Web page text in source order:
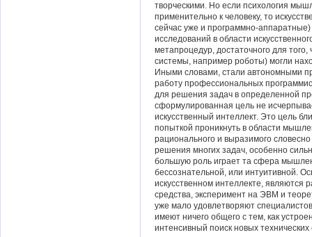
творческими. Но если психология
применительно к человеку, то
сейчас уже и программно-
исследований в области
метапроцедур, достаточного для
системы, например роботы) могли
Иными словами, стали автономными
работу профессиональных
для решения задач в определенной
сформулированная цель не
искусственный интеллект. Это цель
попыткой проникнуть в области
рационального и выразимого
решения многих задач, особенно
большую роль играет та сфера
бессознательной, или интуитивной.
искусственном интеллекте, являются
средства, эксперимент на ЭВМ и
уже мало удовлетворяют
имеют ничего общего с тем, как
интенсивный поиск новых